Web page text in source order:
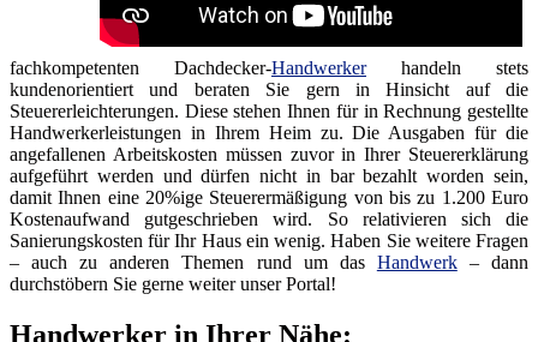
fachkompetenten Dachdecker-Handwerkerhandeln stets
kundenorientiert und beraten Sie gern in Hinsicht auf die
Steuererleichterungen. Diese stehen Ihnen für in Rechnung gestellte
Handwerkerleistungen in Ihrem Heim zu. Die Ausgaben für die
angefallenen Arbeitskosten müssen zuvor in Ihrer Steuererklärung
aufgeführt werden und dürfen nicht in bar bezahlt worden sein,
damit Ihnen eine 20%ige Steuerermäßigung von bis zu 1.200 Euro
Kostenaufwand gutgeschrieben wird. So relativieren sich die
Sanierungskosten für Ihr Haus ein wenig. Haben Sie weitere Fragen
– auch zu anderen Themen rund um das Handwerk– dann
durchstöbern Sie gerne weiter unser Portal!
Handwerker in Ihrer Nähe: